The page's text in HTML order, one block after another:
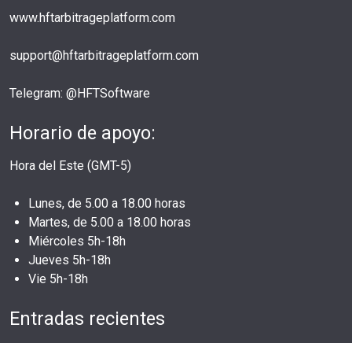
www.hftarbitrageplatform.com
support@hftarbitrageplatform.com
Telegram: @HFTSoftware
Horario de apoyo:
Hora del Este (GMT-5)
Lunes, de 5.00 a 18.00 horas
Martes, de 5.00 a 18.00 horas
Miércoles 5h-18h
Jueves 5h-18h
Vie 5h-18h
Entradas recientes